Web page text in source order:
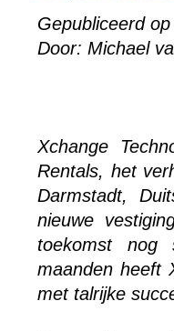
Gepubliceerd
Door: Michael
Xchange
Rentals, het
Darmstadt,
nieuwe
toekomst nog
maanden heeft
met talrijke